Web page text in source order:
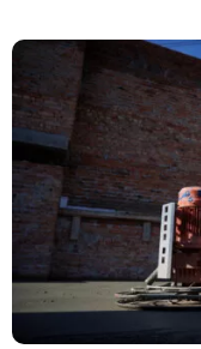
Nos
Entreprises
Les métiers
Qui
Actualités
Blog
Contacts en